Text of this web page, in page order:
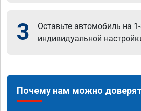
3
Оставьте автомобиль на
индивидуальной
Почему нам можно